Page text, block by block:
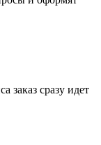
заказ сразу идет